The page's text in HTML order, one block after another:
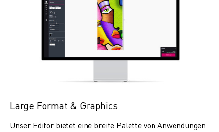
Large Format & Graphics
Unser Editor bietet eine breite Palette von Anwendungen